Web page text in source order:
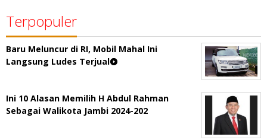
Terpopuler
Baru Meluncur di RI, Mobil Mahal Ini
Langsung Ludes Terjual
Ini 10 Alasan Memilih H Abdul Rahman
Sebagai Walikota Jambi 2024-202